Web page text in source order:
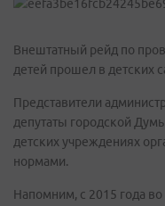
Внештатный рейд по
детей прошел в детских
Представители
депутаты городской
детских учреждениях
нормами.
Напомним, с 2015 года